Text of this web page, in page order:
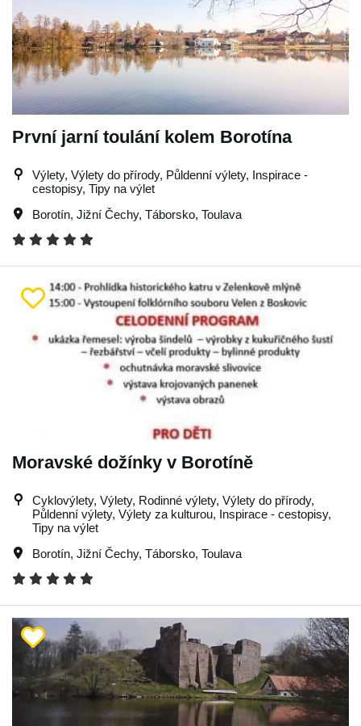
První jarní toulání kolem Borotína
Výlety, Výlety do přírody, Půldenní výlety, Inspirace -
cestopisy, Tipy na výlet
Borotín, Jižní Čechy, Táborsko, Toulava
Moravské dožínky v Borotíně
Cyklovýlety, Výlety, Rodinné výlety, Výlety do přírody,
Půldenní výlety, Výlety za kulturou, Inspirace - cestopisy,
Tipy na výlet
Borotín, Jižní Čechy, Táborsko, Toulava